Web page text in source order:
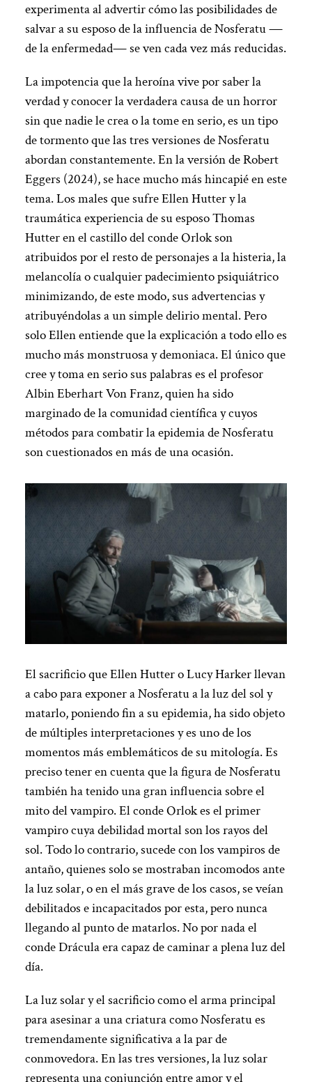
experimenta al advertir cómo las posibilidades de
salvar a su esposo de la influencia de Nosferatu—
de la enfermedad—se ven cada vez más reducidas.
La impotencia que la heroína vive por saber la
verdad y conocer la verdadera causa de un horror
sin que nadie le crea o la tome en serio, es un tipo
de tormento que las tres versiones de Nosferatu
abordan constantemente. En la versión de Robert
Eggers (2024), se hace mucho más hincapié en este
tema. Los males que sufre Ellen Hutter y la
traumática experiencia de su esposo Thomas
Hutter en el castillo del conde Orlok son
atribuidos por el resto de personajes a la histeria, la
melancolía o cualquier padecimiento psiquiátrico
minimizando, de este modo, sus advertencias y
atribuyéndolas a un simple delirio mental. Pero
solo Ellen entiende que la explicación a todo ello es
mucho más monstruosa y demoniaca. El único que
cree y toma en serio sus palabras es el profesor
Albin Eberhart Von Franz, quien ha sido
marginado de la comunidad científica y cuyos
métodos para combatir la epidemia de Nosferatu
son cuestionados en más de una ocasión.
El sacrificio que Ellen Hutter o Lucy Harker llevan
a cabo para exponer a Nosferatu a la luz del sol y
matarlo, poniendo fin a su epidemia, ha sido objeto
de múltiples interpretaciones y es uno de los
momentos más emblemáticos de su mitología. Es
preciso tener en cuenta que la figura de Nosferatu
también ha tenido una gran influencia sobre el
mito del vampiro. El conde Orlok es el primer
vampiro cuya debilidad mortal son los rayos del
sol. Todo lo contrario, sucede con los vampiros de
antaño, quienes solo se mostraban incomodos ante
la luz solar, o en el más grave de los casos, se veían
debilitados e incapacitados por esta, pero nunca
llegando al punto de matarlos. No por nada el
conde Drácula era capaz de caminar a plena luz del
día.
La luz solar y el sacrificio como el arma principal
para asesinar a una criatura como Nosferatu es
tremendamente significativa a la par de
conmovedora. En las tres versiones, la luz solar
representa una conjunción entre amor y el